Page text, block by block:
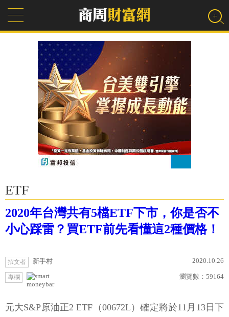
ETF
2020年台灣共有5檔ETF下市，你是否不
小心踩雷？買ETF前先看懂這2種價格！
撰文者 新手村 2020.10.26
專欄
moneybar
瀏覽數： 59164
元大S&P原油正2 ETF（00672L）確定將於11月13日下